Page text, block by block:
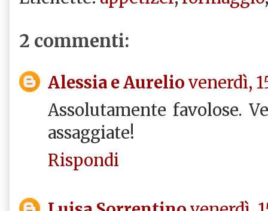
2 commenti:
Alessia e Aurelio venerdì,
Assolutamente favolose.
assaggiate!
Rispondi